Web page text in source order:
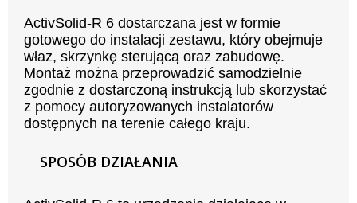
ActivSolid-R 6 dostarczana jest w formie
gotowego do instalacji zestawu, który obejmuje
właz, skrzynkę sterującą oraz zabudowę.
Montaż można przeprowadzić samodzielnie
zgodnie z dostarczoną instrukcją lub skorzystać
z pomocy autoryzowanych instalatorów
dostępnych na terenie całego kraju.
SPOSÓB DZIAŁANIA